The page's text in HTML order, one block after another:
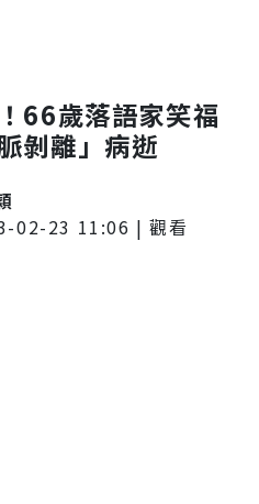
66歲落語家笑福
剝離」病逝
02-23 11:06 | 觀看